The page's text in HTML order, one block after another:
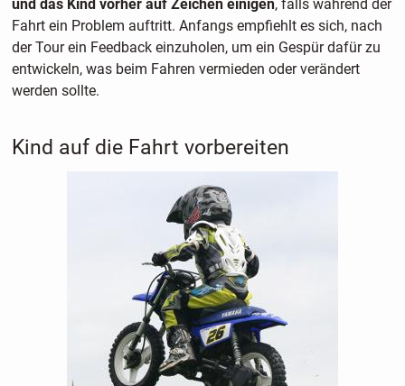
und das Kind vorher auf Zeichen einigen, falls während der
Fahrt ein Problem auftritt. Anfangs empfiehlt es sich, nach
der Tour ein Feedback einzuholen, um ein Gespür dafür zu
entwickeln, was beim Fahren vermieden oder verändert
werden sollte.
Kind auf die Fahrt vorbereiten